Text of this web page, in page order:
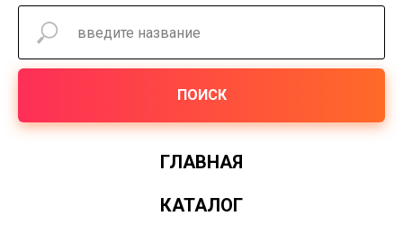
ПОИСК
ГЛАВНАЯ
КАТАЛОГ